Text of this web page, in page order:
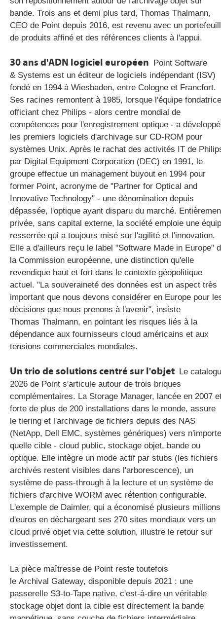
bande. Trois ans et demi plus tard, Thomas Thalmann,
CEO de Point depuis 2016, est revenu avec un
de produits affiné et des références clients à l'appui.
30 ans d'ADN logiciel européen Point Software
& Systems est un éditeur de logiciels indépendant (ISV)
fondé en 1994 à Wiesbaden, entre Cologne et Francfort.
Ses racines remontent à 1985, lorsque l'équipe fondatrice
officiant chez Philips - alors centre mondial de
compétences pour l'enregistrement optique - a développé
les premiers logiciels d'archivage sur CD-ROM pour
systèmes Unix. Après le rachat des activités IT de
par Digital Equipment Corporation (DEC) en 1991, le
groupe effectue un management buyout en 1994 pour
former Point, acronyme de "Partner for Optical and
Innovative Technology" - une dénomination depuis
dépassée, l'optique ayant disparu du marché.
privée, sans capital externe, la société emploie une
resserrée qui a toujours misé sur l'agilité et l'innovation.
Elle a d'ailleurs reçu le label "Software Made in Europe"
la Commission européenne, une distinction qu'elle
revendique haut et fort dans le contexte géopolitique
actuel. "La souveraineté des données est un aspect très
important que nous devons considérer en Europe pour
décisions que nous prenons à l'avenir", insiste
Thomas Thalmann, en pointant les risques liés à la
dépendance aux fournisseurs cloud américains et aux
tensions commerciales mondiales.
Un trio de solutions centré sur l'objet Le
2026 de Point s'articule autour de trois briques
complémentaires. La Storage Manager, lancée en 2007
forte de plus de 200 installations dans le monde, assure
le tiering et l'archivage de fichiers depuis des NAS
(NetApp, Dell EMC, systèmes génériques) vers n'importe
quelle cible - cloud public, stockage objet, bande ou
optique. Elle intègre un mode actif par stubs (les fichiers
archivés restent visibles dans l'arborescence), un
système de pass-through à la lecture et un système de
fichiers d'archive WORM avec rétention configurable.
L'exemple de Daimler, qui a économisé plusieurs millions
d'euros en déchargeant ses 270 sites mondiaux vers un
cloud privé objet via cette solution, illustre le retour sur
investissement.
La pièce maîtresse de Point reste toutefois
le Archival Gateway, disponible depuis 2021 : une
passerelle S3-to-Tape native, c'est-à-dire un véritable
stockage objet dont la cible est directement la bande